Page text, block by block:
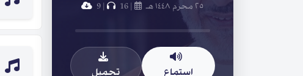
٢٥ محرم ١٤٤٨ هـ |
16
|
9
استماع تحميل